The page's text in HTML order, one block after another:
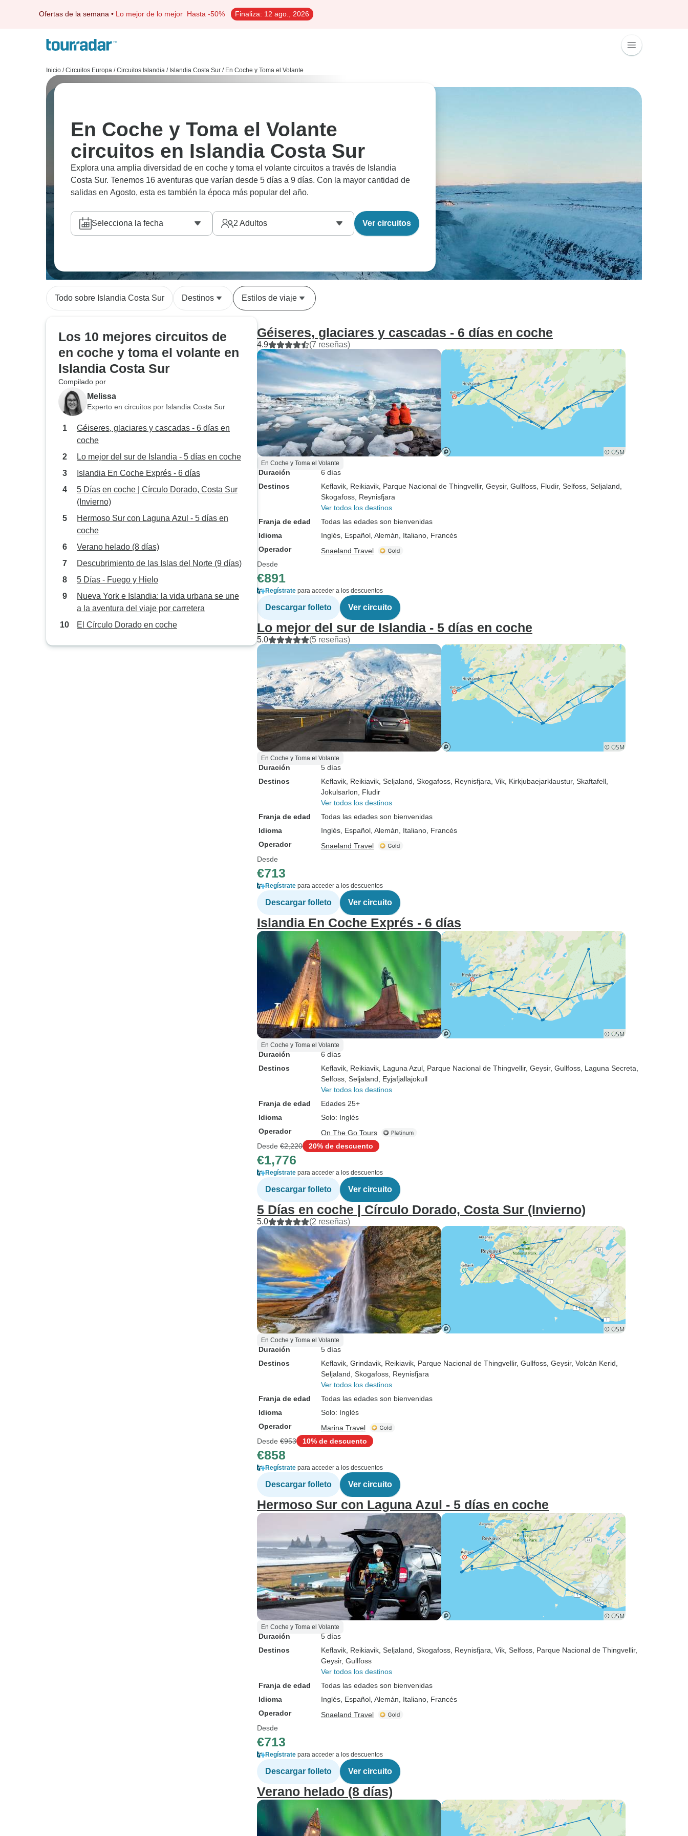
Ofertas de la semana • Lo mejor de lo mejor Hasta -50% Finaliza: 12 ago., 2026
Inicio / Circuitos Europa / Circuitos Islandia / Islandia Costa Sur / En Coche y Toma el Volante
En Coche y Toma el Volante
circuitos en Islandia Costa Sur
Explora una amplia diversidad de en coche y toma el volante circuitos a través de Islandia
Costa Sur. Tenemos 16 aventuras que varían desde 5 días a 9 días. Con la mayor cantidad de
salidas en Agosto, esta es también la época más popular del año.
Selecciona la fecha 2 Adultos Ver circuitos
Todo sobre Islandia Costa Sur Destinos Estilos de viaje
Los 10 mejores circuitos de
en coche y toma el volante en
Islandia Costa Sur
Compilado por
Melissa
Experto en circuitos por Islandia Costa Sur
Géiseres, glaciares y cascadas - 6 días en
coche
Lo mejor del sur de Islandia - 5 días en coche
Islandia En Coche Exprés - 6 días
5 Días en coche | Círculo Dorado, Costa Sur
(Invierno)
Hermoso Sur con Laguna Azul - 5 días en
coche
Verano helado (8 días)
Descubrimiento de las Islas del Norte (9 días)
5 Días - Fuego y Hielo
Nueva York e Islandia: la vida urbana se une
a la aventura del viaje por carretera
El Círculo Dorado en coche
Géiseres, glaciares y cascadas - 6 días en coche
4.9 (7 reseñas)
En Coche y Toma el Volante
Duración
6 días
Destinos
Keflavik , Reikiavik , Parque Nacional de Thingvellir, Geysir, Gullfoss , Fludir, Selfoss , Seljaland
Skogafoss , Reynisfjara
Ver todos los destinos
Franja de edad
Todas las edades son bienvenidas
Idioma
Inglés, Español, Alemán, Italiano, Francés
Operador
Snaeland Travel
Desde
€891
Regístrate para acceder a los descuentos
Descargar folleto Ver circuito
Lo mejor del sur de Islandia - 5 días en coche
5.0 (5 reseñas)
En Coche y Toma el Volante
Duración
5 días
Destinos
Keflavik , Reikiavik , Seljaland , Skogafoss , Reynisfjara , Vik , Kirkjubaejarklaustur, Skaftafell
Jokulsarlon , Fludir
Ver todos los destinos
Franja de edad
Todas las edades son bienvenidas
Idioma
Inglés, Español, Alemán, Italiano, Francés
Operador
Snaeland Travel
Desde
€713
Regístrate para acceder a los descuentos
Descargar folleto Ver circuito
Islandia En Coche Exprés - 6 días
En Coche y Toma el Volante
Duración
6 días
Destinos
Keflavik , Reikiavik , Laguna Azul , Parque Nacional de Thingvellir, Geysir, Gullfoss , Laguna Secreta
Selfoss , Seljaland , Eyjafjallajokull
Ver todos los destinos
Franja de edad
Edades 25+
Idioma
Solo: Inglés
Operador
On The Go Tours
Desde €2,220 20% de descuento
€1,776
Regístrate para acceder a los descuentos
Descargar folleto Ver circuito
5 Días en coche | Círculo Dorado, Costa Sur (Invierno)
5.0 (2 reseñas)
En Coche y Toma el Volante
Duración
5 días
Destinos
Keflavik , Grindavik , Reikiavik , Parque Nacional de Thingvellir, Gullfoss , Geysir, Volcán Kerid
Seljaland , Skogafoss , Reynisfjara
Ver todos los destinos
Franja de edad
Todas las edades son bienvenidas
Idioma
Solo: Inglés
Operador
Marina Travel
Desde €953 10% de descuento
€858
Regístrate para acceder a los descuentos
Descargar folleto Ver circuito
Hermoso Sur con Laguna Azul - 5 días en coche
En Coche y Toma el Volante
Duración
5 días
Destinos
Keflavik , Reikiavik , Seljaland , Skogafoss , Reynisfjara , Vik , Selfoss , Parque Nacional de Thingvellir,
Geysir, Gullfoss
Ver todos los destinos
Franja de edad
Todas las edades son bienvenidas
Idioma
Inglés, Español, Alemán, Italiano, Francés
Operador
Snaeland Travel
Desde
€713
Regístrate para acceder a los descuentos
Descargar folleto Ver circuito
Verano helado (8 días)